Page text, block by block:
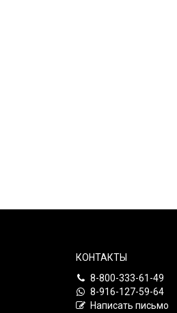
КОНТАКТЫ
8-800-333-61-49
8-916-127-59-64
Написать письмо